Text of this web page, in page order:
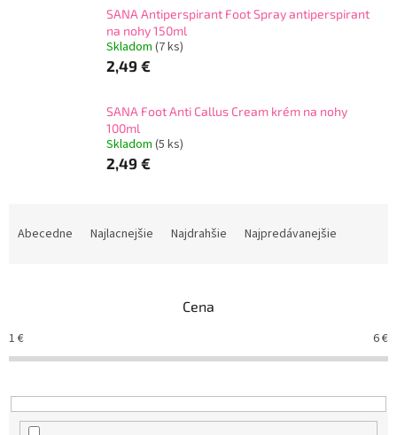
SANA Antiperspirant Foot Spray antiperspirant
na nohy 150ml
Skladom (7 ks)
2,49 €
SANA Foot Anti Callus Cream krém na nohy
100ml
Skladom (5 ks)
2,49 €
e
p
r
d
Abecedne Najlacnejšie Najdrahšie Najpredávanejšie
Cena
1 € 6€